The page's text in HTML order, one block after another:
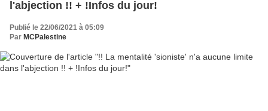
l'abjection !! + !Infos du jour!
Publié le 22/06/2021 à 05:09
Par MCPalestine